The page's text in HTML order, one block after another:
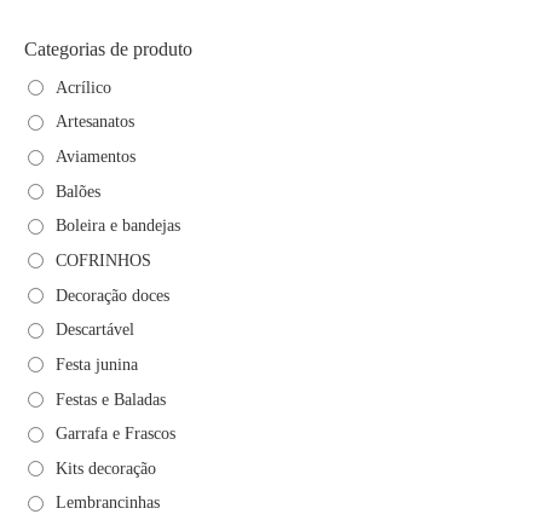
Categorias de produto
Acrílico
Artesanatos
Aviamentos
Balões
Boleira e bandejas
COFRINHOS
Decoração doces
Descartável
Festa junina
Festas e Baladas
Garrafa e Frascos
Kits decoração
Lembrancinhas